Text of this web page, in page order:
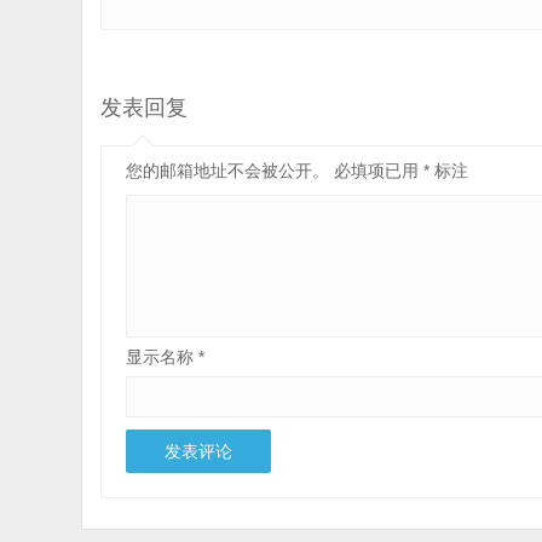
发表回复
您的邮箱地址不会被公开。 必填项已用* 标注
显示名称*